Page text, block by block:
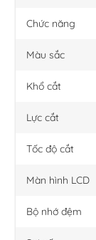
Chức năng
Màu sắc
Khổ cắt
Lực cắt
Tốc độ cắt
Màn hình LCD
Bộ nhớ đệm